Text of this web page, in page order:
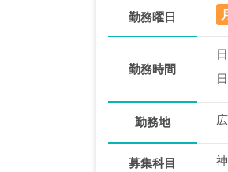
勤務曜日
勤務時間
勤務地
募集科目